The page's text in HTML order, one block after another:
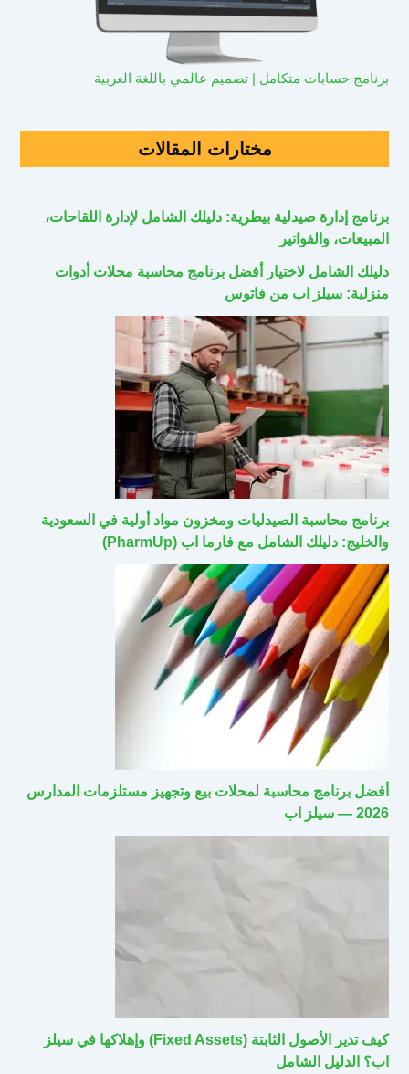
برنامج حسابات متكامل | تصميم عالمي باللغة العربية
مختارات المقالات
برنامج إدارة صيدلية بيطرية: دليلك الشامل لإدارة اللقاحات،
المبيعات، والفواتير
دليلك الشامل لاختيار أفضل برنامج محاسبة محلات أدوات
منزلية: سيلز اب من فاتوس
برنامج محاسبة الصيدليات ومخزون مواد أولية في السعودية
والخليج: دليلك الشامل مع فارما اب (PharmUp)
أفضل برنامج محاسبة لمحلات بيع وتجهيز مستلزمات المدارس
2026 — سيلز اب
كيف تدير الأصول الثابتة (Fixed Assets) وإهلاكها في سيلز
اب؟ الدليل الشامل